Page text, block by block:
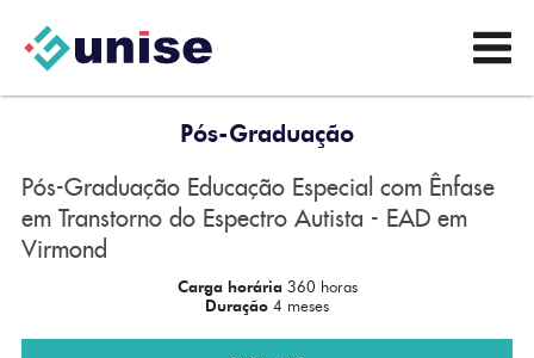
Pós-Graduação
Pós-Graduação Educação Especial com Ênfase
em Transtorno do Espectro Autista - EAD em
Virmond
Carga horária 360 horas
Duração 4 meses